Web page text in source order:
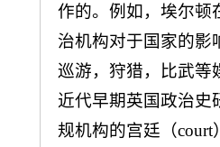
作的。例如，埃尔顿
治机构对于国家的影
巡游，狩猎，比武等
近代早期英国政治史
规机构的宫廷（